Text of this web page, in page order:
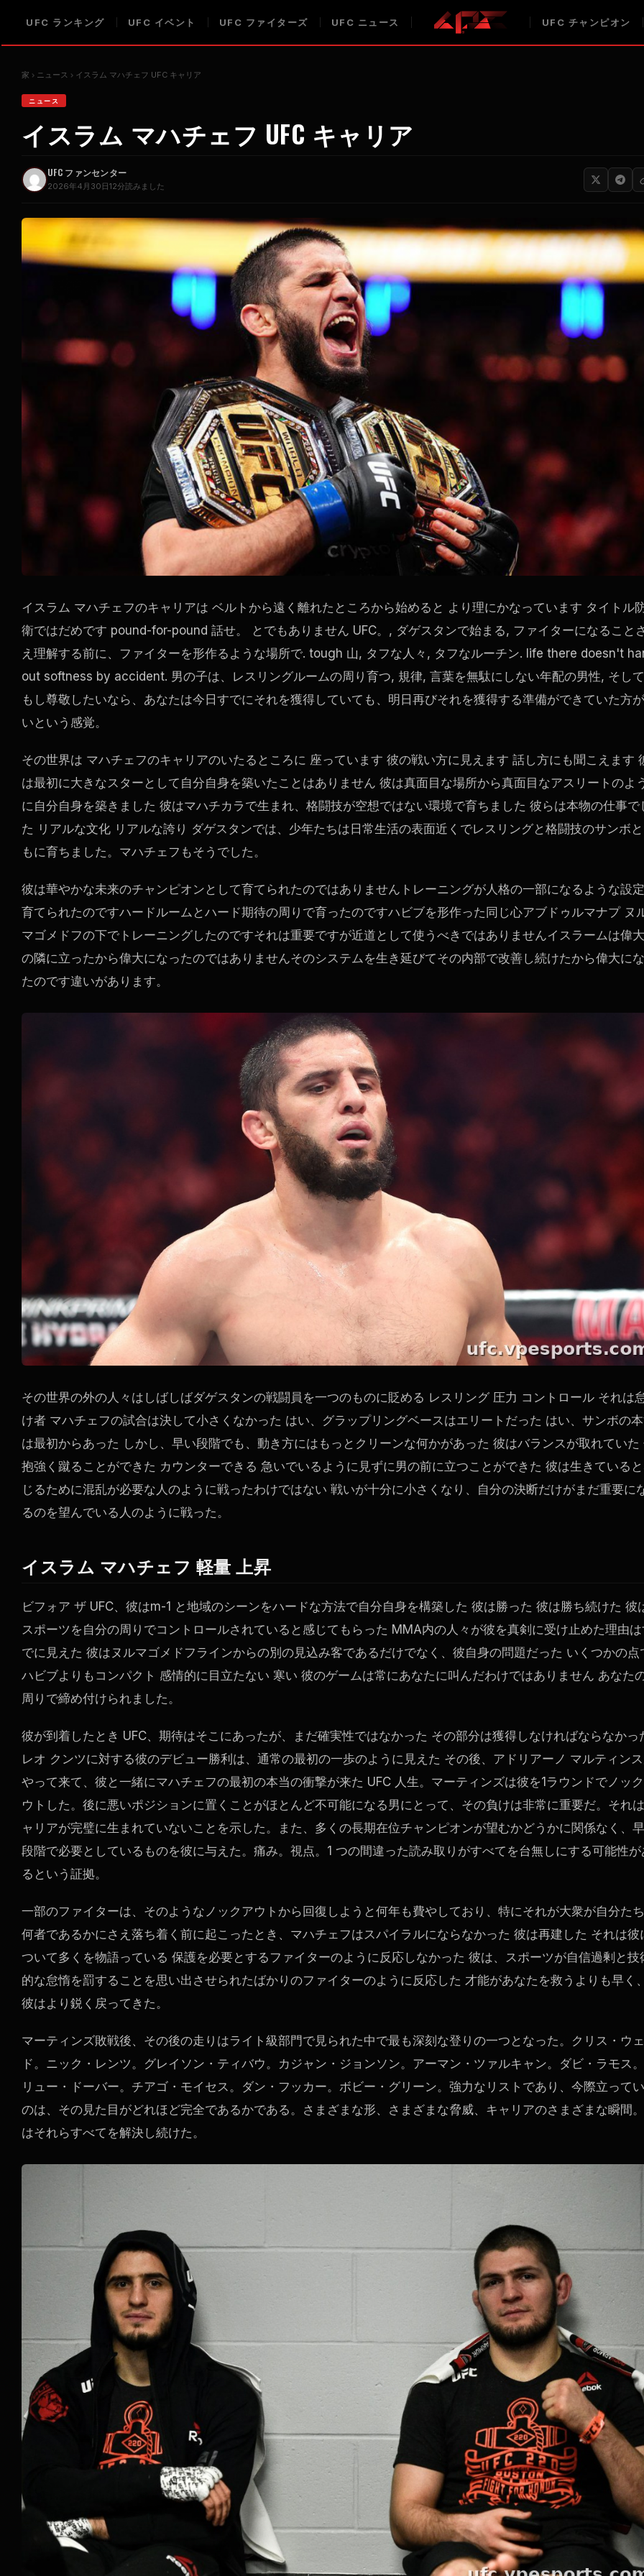
UFC ランキング UFC イベント UFC ファイターズ UFC ニュース UFC チャンピオン
家 ニュース イスラム マハチェフ UFC キャリア
ニュース
イスラム マハチェフ UFC キャリア
UFCファンセンター
2026年4月30日12分読みました
イスラム マハチェフのキャリアは ベルトから遠く離れたところから始めると より理にかなっています タイトル
衛ではだめです pound-for-pound 話せ。 とでもありません UFC。, ダゲスタンで始まる, ファイターになること
え理解する前に、ファイターを形作るような場所で. tough 山, タフな人々, タフなルーチン. life there doesn't
out softness by accident. 男の子は、レスリングルームの周り育つ, 規律, 言葉を無駄にしない年配の男性, そし
もし尊敬したいなら、あなたは今日すでにそれを獲得していても、明日再びそれを獲得する準備ができていた方
いという感覚。
その世界は マハチェフのキャリアのいたるところに 座っています 彼の戦い方に見えます 話し方にも聞こえます
は最初に大きなスターとして自分自身を築いたことはありません 彼は真面目な場所から真面目なアスリートのよ
に自分自身を築きました 彼はマハチカラで生まれ、格闘技が空想ではない環境で育ちました 彼らは本物の仕事で
た リアルな文化 リアルな誇り ダゲスタンでは、少年たちは日常生活の表面近くでレスリングと格闘技のサンボ
もに育ちました。マハチェフもそうでした。
彼は華やかな未来のチャンピオンとして育てられたのではありませんトレーニングが人格の一部になるような設
育てられたのですハードルームとハード期待の周りで育ったのですハビブを形作った同じ心アブドゥルマナプ ヌ
マゴメドフの下でトレーニングしたのですそれは重要ですが近道として使うべきではありませんイスラームは偉
の隣に立ったから偉大になったのではありませんそのシステムを生き延びてその内部で改善し続けたから偉大に
たのです違いがあります。
その世界の外の人々はしばしばダゲスタンの戦闘員を一つのものに貶める レスリング 圧力 コントロール それは
け者 マハチェフの試合は決して小さくなかった はい、グラップリングベースはエリートだった はい、サンボの
は最初からあった しかし、早い段階でも、動き方にはもっとクリーンな何かがあった 彼はバランスが取れていた
抱強く蹴ることができた カウンターできる 急いでいるように見ずに男の前に立つことができた 彼は生きている
じるために混乱が必要な人のように戦ったわけではない 戦いが十分に小さくなり、自分の決断だけがまだ重要に
るのを望んでいる人のように戦った。
イスラム マハチェフ 軽量 上昇
ビフォア ザ UFC、彼はm-1 と地域のシーンをハードな方法で自分自身を構築した 彼は勝った 彼は勝ち続けた 彼
スポーツを自分の周りでコントロールされていると感じてもらった MMA内の人々が彼を真剣に受け止めた理由
でに見えた 彼はヌルマゴメドフラインからの別の見込み客であるだけでなく、彼自身の問題だった いくつかの点
ハビブよりもコンパクト 感情的に目立たない 寒い 彼のゲームは常にあなたに叫んだわけではありません あなた
周りで締め付けられました。
彼が到着したとき UFC、期待はそこにあったが、まだ確実性ではなかった その部分は獲得しなければならなかっ
レオ クンツに対する彼のデビュー勝利は、通常の最初の一歩のように見えた その後、アドリアーノ マルティン
やって来て、彼と一緒にマハチェフの最初の本当の衝撃が来た UFC 人生。マーティンズは彼を1ラウンドでノッ
ウトした。後に悪いポジションに置くことがほとんど不可能になる男にとって、その負けは非常に重要だ。それ
ャリアが完璧に生まれていないことを示した。また、多くの長期在位チャンピオンが望むかどうかに関係なく、
段階で必要としているものを彼に与えた。痛み。視点。1 つの間違った読み取りがすべてを台無しにする可能性が
るという証拠。
一部のファイターは、そのようなノックアウトから回復しようと何年も費やしており、特にそれが大衆が自分た
何者であるかにさえ落ち着く前に起こったとき、マハチェフはスパイラルにならなかった 彼は再建した それは彼
ついて多くを物語っている 保護を必要とするファイターのように反応しなかった 彼は、スポーツが自信過剰と技
的な怠惰を罰することを思い出させられたばかりのファイターのように反応した 才能があなたを救うよりも早く
彼はより鋭く戻ってきた。
マーティンズ敗戦後、その後の走りはライト級部門で見られた中で最も深刻な登りの一つとなった。クリス・ウ
ド。ニック・レンツ。グレイソン・ティバウ。カジャン・ジョンソン。アーマン・ツァルキャン。ダビ・ラモス
リュー・ドーバー。チアゴ・モイセス。ダン・フッカー。ボビー・グリーン。強力なリストであり、今際立って
のは、その見た目がどれほど完全であるかである。さまざまな形、さまざまな脅威、キャリアのさまざまな瞬間
はそれらすべてを解決し続けた。